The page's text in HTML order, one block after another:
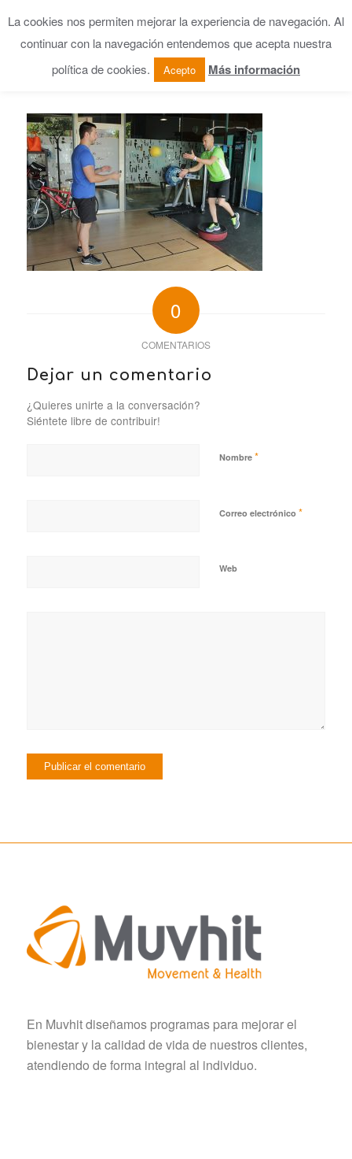
0
COMENTARIOS
Dejar un comentario
¿Quieres unirte a la conversación?
Siéntete libre de contribuir!
Nombre *
Correo electrónico *
Web
En Muvhit diseñamos programas para mejorar el
bienestar y la calidad de vida de nuestros clientes,
atendiendo de forma integral al individuo.
La cookies nos permiten mejorar la experiencia de navegación. Al
continuar con la navegación entendemos que acepta nuestra
política de cookies.
Acepto Más información